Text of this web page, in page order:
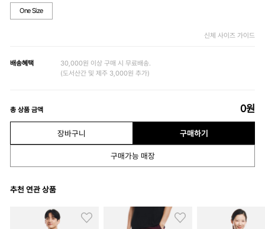
One Size
신체 사이즈 가이드
배송혜택
30,000원 이상 구매 시 무료배송.
(도서산간 및 제주 3,000원 추가)
총 상품 금액 0원
장바구니 구매하기
구매가능 매장
추천 연관 상품